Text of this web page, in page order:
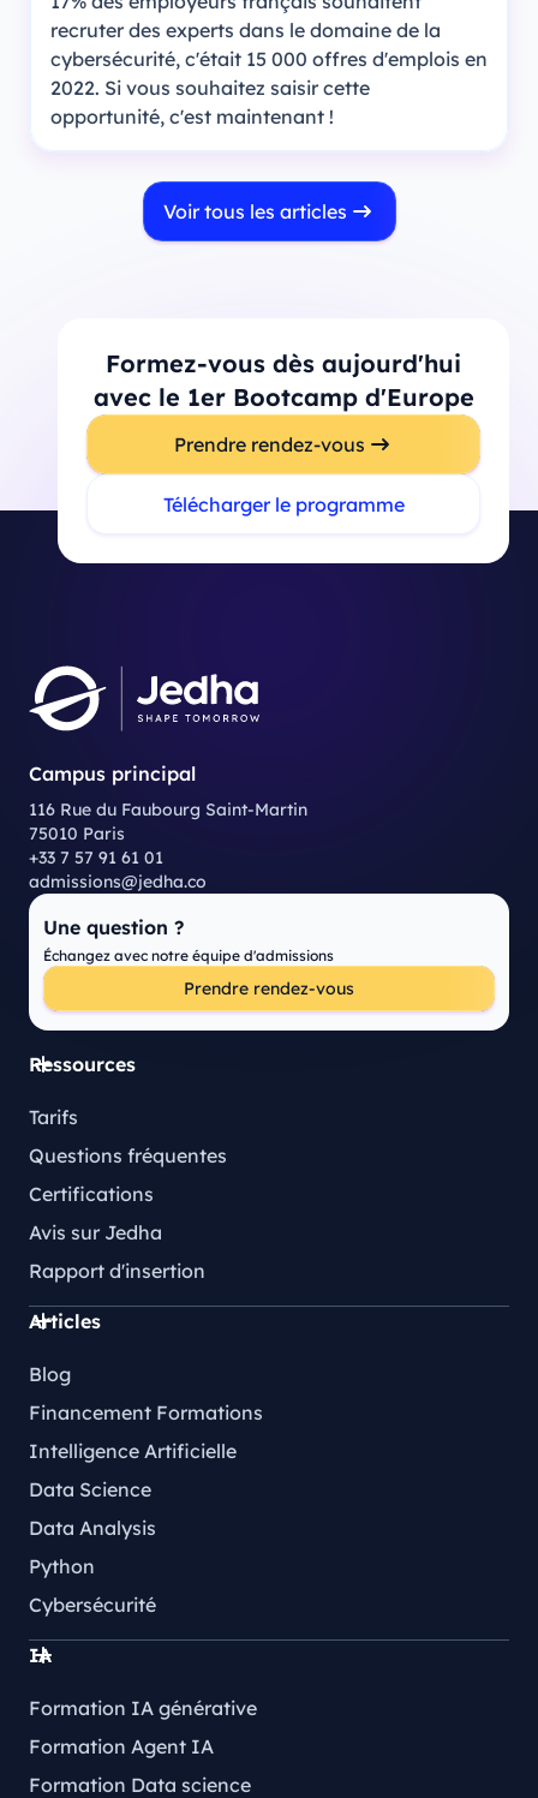
recruter des experts dans le domaine de la
cybersécurité, c'était 15 000 offres d'emplois en
2022. Si vous souhaitez saisir cette
opportunité, c'est maintenant !
Voir tous les articles
Formez-vous dès aujourd'hui
avec le 1er Bootcamp d'Europe
Prendre rendez-vous
Télécharger le programme
Campus principal
116 Rue du Faubourg Saint-Martin
75010 Paris
+33 7 57 91 61 01
admissions@jedha.co
Une question ?
Échangez avec notre équipe d'admissions
Prendre rendez-vous
Ressources
Tarifs
Questions fréquentes
Certifications
Avis sur Jedha
Rapport d'insertion
Articles
Blog
Financement Formations
Intelligence Artificielle
Data Science
Data Analysis
Python
Cybersécurité
IA
Formation IA générative
Formation Agent IA
Formation Data science